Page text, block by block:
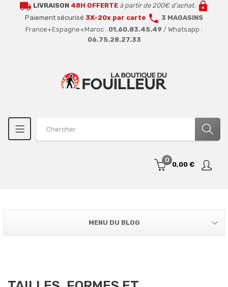
local_shipping LIVRAISON 48H OFFERTE à partir de 200€ d'achat. lock
Paiement sécurisé 3X-20x par carte call 3 MAGASINS
France+Espagne+Maroc : 01.60.83.45.49 / Whatsapp :
06.75.28.27.33
0
0,00 €
MENU DU BLOG